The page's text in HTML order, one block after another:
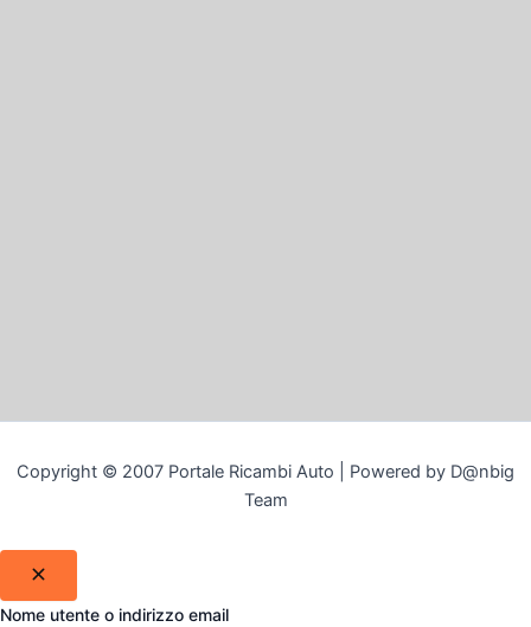
Copyright © 2007 Portale Ricambi Auto | Powered by D@nbig
Team
Nome utente o indirizzo email